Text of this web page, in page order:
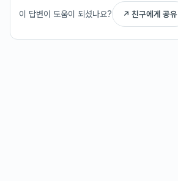
이 답변이 도움이 되셨나요? ↗ 친구에게 공유